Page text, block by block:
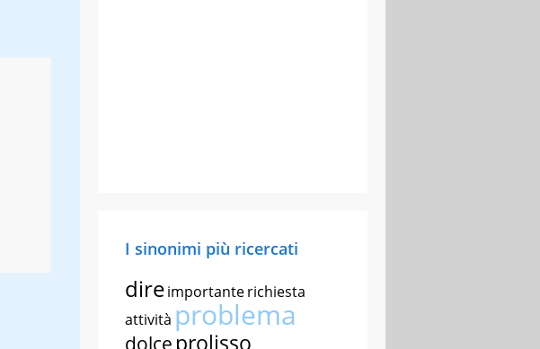
I sinonimi più ricercati
direimportanterichiesta
attività problema
dolce prolisso